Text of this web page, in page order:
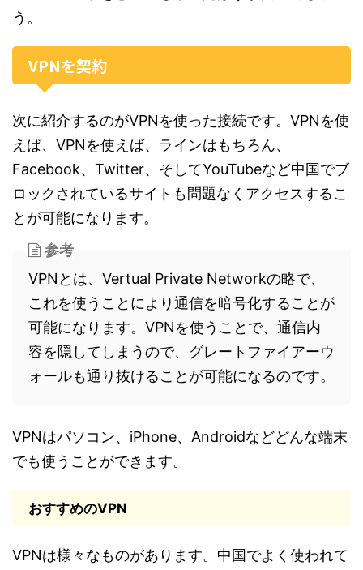
う。
VPNを契約
次に紹介するのがVPNを使った接続です。VPNを使
えば、VPNを使えば、ラインはもちろん、
Facebook、Twitter、そしてYouTubeなど中国でブ
ロックされているサイトも問題なくアクセスするこ
とが可能になります。
参考
VPNとは、Vertual Private Networkの略で、
これを使うことにより通信を暗号化することが
可能になります。VPNを使うことで、通信内
容を隠してしまうので、グレートファイアーウ
ォールも通り抜けることが可能になるのです。
VPNはパソコン、iPhone、Androidなどどんな端末
でも使うことができます。
おすすめのVPN
VPNは様々なものがあります。中国でよく使われて